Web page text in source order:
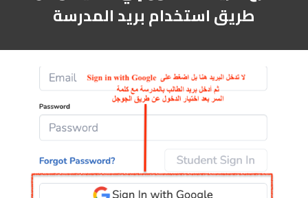
طريق استخدام بريد المدرسة